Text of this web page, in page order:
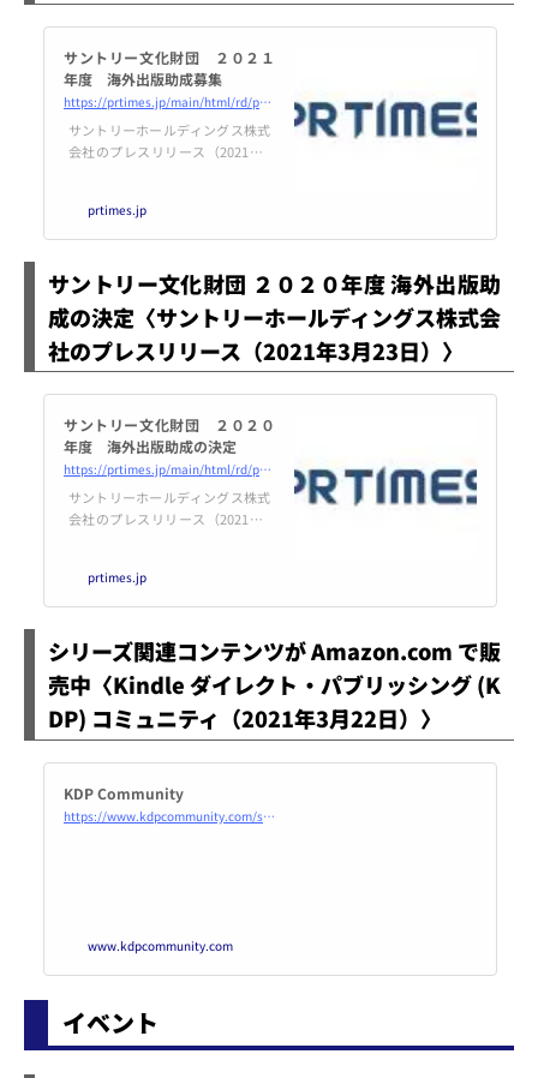
サントリー文化財団 ２０２１
年度 海外出版助成募集
https://prtimes.jp/main/html/rd/p/000000400.000042435.html
サントリーホールディングス株式
会社のプレスリリース（2021年3
助成募集
prtimes.jp
サントリー文化財団 ２０２０年度 海外出版助
成の決定〈サントリーホールディングス株式会
社のプレスリリース（2021年3月23日）〉
サントリー文化財団 ２０２０
年度 海外出版助成の決定
https://prtimes.jp/main/html/rd/p/000000399.000042435.html
サントリーホールディングス株式
会社のプレスリリース（2021年3
助成の決定
prtimes.jp
シリーズ関連コンテンツが Amazon.com で販
売中〈Kindle ダイレクト・パブリッシング (K
DP) コミュニティ（2021年3月22日）〉
KDP Community
https://www.kdpcommunity.com/s/article/Series-Related-Content-is-Live-on-Amazon-com?language=ja
www.kdpcommunity.com
イベント